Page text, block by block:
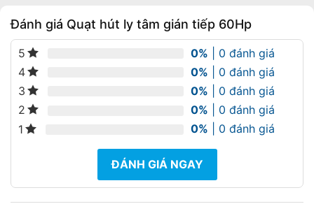
Đánh giá Quạt hút ly tâm gián tiếp 60Hp
5 0% | 0 đánh giá
4
0% | 0 đánh giá
3
0% | 0 đánh giá
2
0% | 0 đánh giá
1
0% | 0 đánh giá
ĐÁNH GIÁ NGAY